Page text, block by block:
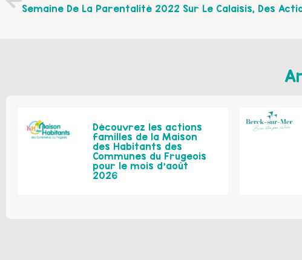
Découvrez les actions
familles de la Maison
des Habitants des
Communes du Frugeois
pour le mois d’août
2026